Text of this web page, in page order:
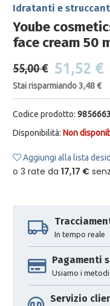
Idratanti e
Yoube
face cream 50
55,00 € 51,52 €
Stai risparmiando 3,48 €
Codice prodotto:
Disponibilità: Non
Aggiungi alla lista
In tempo reale
Pagamenti
Usiamo i
Servizio